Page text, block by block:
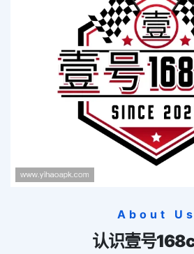
About Us
认识壹号